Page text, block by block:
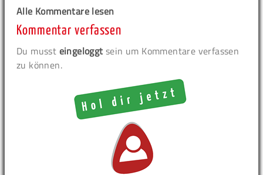
Alle Kommentare lesen
Kommentar verfassen
Du musst eingeloggt sein um Kommentare verfassen
zu können.